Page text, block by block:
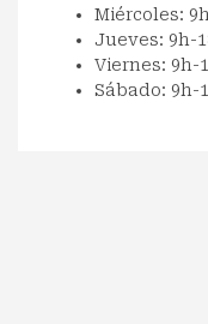
Miércoles:
Jueves: 9h-
Viernes: 9h-
Sábado: 9h-